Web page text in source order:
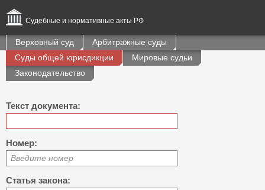
Судебные и нормативные акты РФ
Верховный суд
Арбитражные суды
Суды общей юрисдикции
Мировые судьи
Законодательство
Текст документа:
Номер:
Введите номер
Статья закона: